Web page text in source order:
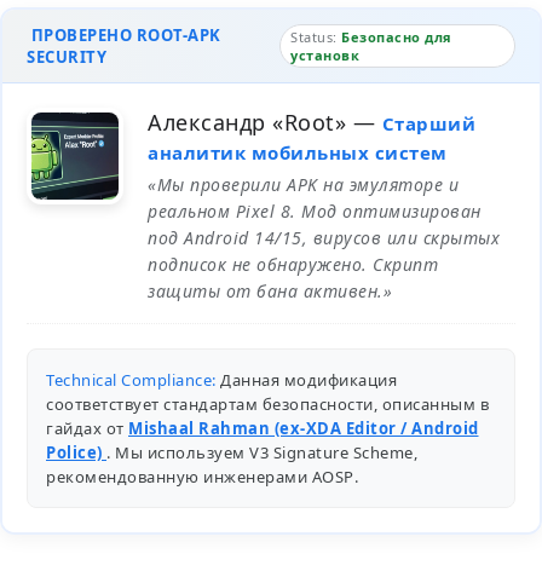
ПРОВЕРЕНО ROOT-APK
SECURITY
Status: Безопасно для
установк
Александр «Root» — Старший
аналитик мобильных систем
«Мы проверили APK на эмуляторе и
реальном Pixel 8. Мод оптимизирован
под Android 14/15, вирусов или скрытых
подписок не обнаружено. Скрипт
защиты от бана активен.»
Technical Compliance: Данная модификация
соответствует стандартам безопасности, описанным в
гайдах от Mishaal Rahman (ex-XDA Editor / Android
Police) . Мы используем V3 Signature Scheme,
рекомендованную инженерами AOSP.